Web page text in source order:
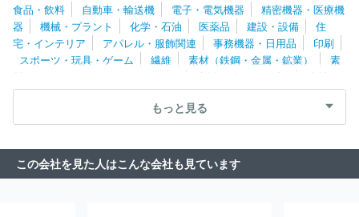
会社富士住建
松井産業株式会社
栃木セキスイハイム株式会社
コスモシステム株式会社
株式会社ＮＴＴファシリティーズ
大成
建設株式会社
株式会社フレッシュハウス
旭化成ホームズ株式会
社
国土防災技術株式会社 三井ホーム株式会社
ＮＥＣファシリ
三井不動産リフォーム株式会社
カルエンジニアリング株式会社
株式会社ＡＱ Ｇｒｏｕｐ
西松
建設株式会社
住友林業ホームテック株式会社
株式会社ＮＩＰＰＯ
旭化成リフォーム株式会社
東光電気工事株
食品・飲料 自動車・輸送機 電子・電気機器
精密機器・医療機
器
機械・プラント 化学・石油 医薬品 建設・設備
住
宅・インテリア
アパレル・服飾関連 事務機器・日用品
印刷
スポーツ・玩具・ゲーム
繊維 素材（鉄鋼・金属・鉱業）
素
材（ゴム・ガラス・セラミックス）
素材（紙・パルプ）
素材
（その他）
農林・水産 たばこ・飼料 その他
もっと見る
この会社を見た人はこんな会社も見ています